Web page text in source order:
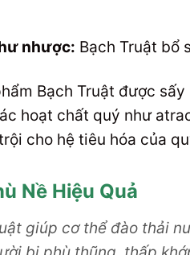
nhược: Bạch Truật bổ
Bạch Truật được
hoạt chất quý như
cho hệ tiêu hóa của
Nề Hiệu Quả
giúp cơ thể đào thải